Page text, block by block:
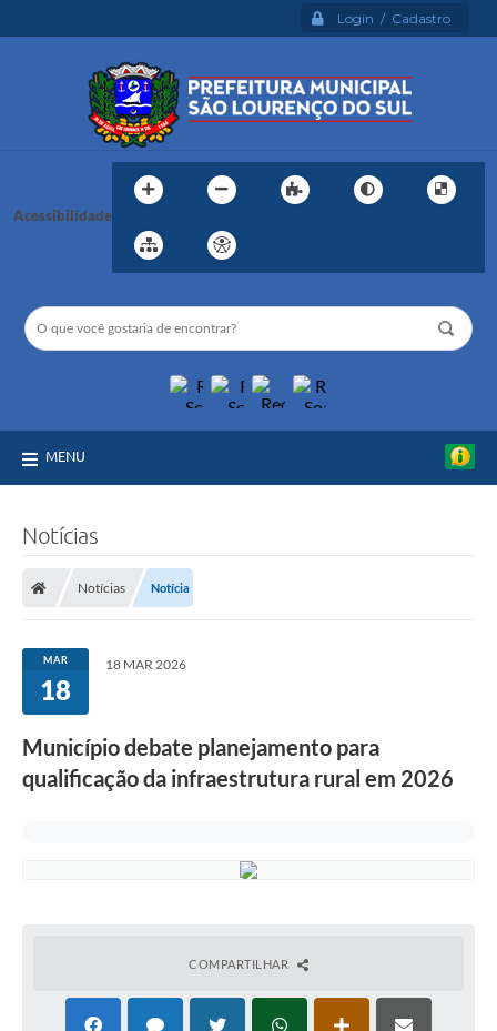
Login / Cadastro
Acessibilidade
MENU
Notícias
Notícias Notícia
MAR
18
18 MAR 2026
Município debate planejamento para
qualificação da infraestrutura rural em 2026
COMPARTILHAR